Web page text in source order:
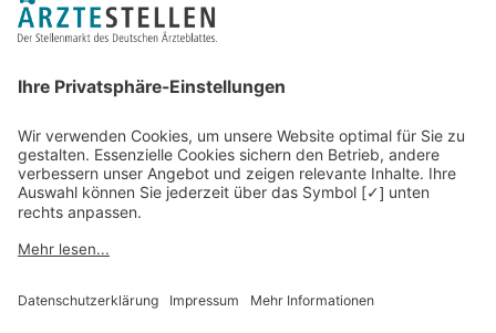
Recruiting-Podcast
Kontakt
Datenschutz
Newsletter